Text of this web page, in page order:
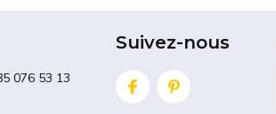
076 53 13
Suivez-nous